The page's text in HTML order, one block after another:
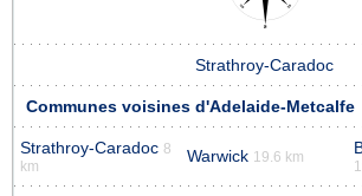
Strathroy-Caradoc
Communes voisines d'Adelaide-Metcalfe
Strathroy-Caradoc 8
km
Warwick 19.6 km